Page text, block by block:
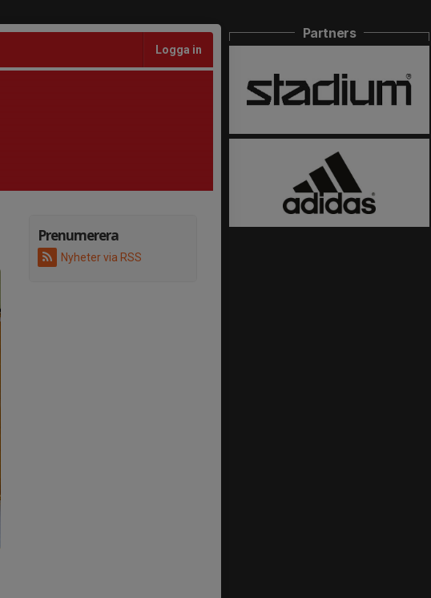
Logga in
Prenumerera
Nyheter via RSS
Partners